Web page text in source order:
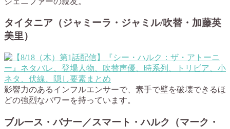
タイタニア（ジャミーラ・ジャミル/吹替・加藤英
美里）
影響力のあるインフルエンサーで、素手で壁を破壊できるほ
どの強烈なパワーを持っています。
ブルース・バナー／スマート・ハルク（マーク・